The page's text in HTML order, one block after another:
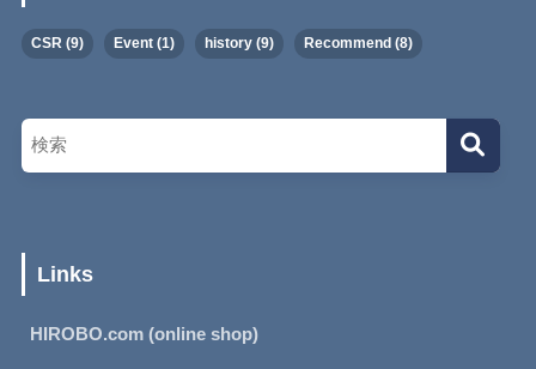
CSR(9) Event(1) history(9) Recommend (8)
Links
HIROBO.com (online shop)